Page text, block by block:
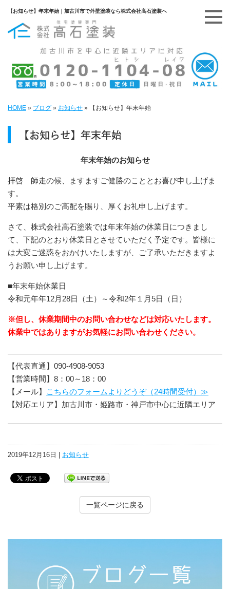
【お知らせ】年末年始｜加古川市で外壁塗装なら株式会社高石塗装へ
HOME » ブログ » お知らせ » 【お知らせ】年末年始
【お知らせ】年末年始
年末年始のお知らせ
拝啓 師走の候、ますますご健勝のこととお喜び申し上げま
す。
平素は格別のご高配を賜り、厚くお礼申し上げます。
さて、株式会社高石塗装では年末年始の休業日につきまし
て、下記のとおり休業日とさせていただく予定です。皆様に
は大変ご迷惑をおかけいたしますが、ご了承いただきますよ
うお願い申し上げます。
■年末年始休業日
令和元年年12月28日（土）～令和2年１月5日（日）
※但し、休業期間中のお問い合わせなどは対応いたします。
休業中ではありますがお気軽にお問い合わせください。
【代表直通】090-4908-9053
【営業時間】8：00～18：00
【メール】
こちらのフォームよりどうぞ（24時間受付）≫
【対応エリア】加古川市・姫路市・神戸市中心に近隣エリア
2019年12月16日 | お知らせ
一覧ページに戻る